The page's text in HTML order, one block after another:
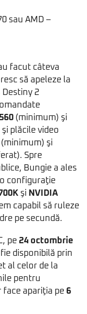
sau AMD –
facut câteva
să apeleze la
2
(minimum) şi
plăcile video
(minimum) şi
Spre
Bungie a ales
configuraţie
şi NVIDIA
capabil să ruleze
pe secundă.
pe 24 octombrie
disponibilă prin
al celor de la
pentru
face apariţia pe 6